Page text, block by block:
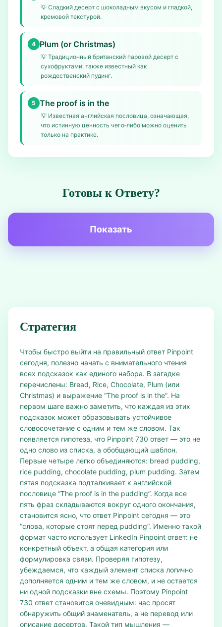
💡 Сладкий десерт с шоколадным вкусом и гладкой,
кремовой текстурой.
4 Plum (or Christmas)
💡 Традиционный британский паровой десерт с
сухофруктами, также известный как
рождественский пудинг.
5 The proof is in the
💡 Известная английская пословица, означающая,
что истинную ценность чего‑либо можно оценить
только на практике.
Готовы к Ответу?
Показать
Стратегия
Чтобы быстро выйти на правильный ответ Pinpoint
сегодня, полезно начать с внимательного чтения
всех подсказок как единого набора. В загадке
перечислены: Bread, Rice, Chocolate, Plum (или
Christmas) и выражение “The proof is in the”. На
первом шаге важно заметить, что каждая из этих
подсказок может образовывать устойчивое
словосочетание с одним и тем же словом. Так
появляется гипотеза, что Pinpoint 730 ответ — это не
одно слово из списка, а обобщающий шаблон.
Первые четыре легко объединяются: bread pudding,
rice pudding, chocolate pudding, plum pudding. Затем
пятая подсказка подталкивает к английской
пословице “The proof is in the pudding”. Когда все
пять фраз складываются вокруг одного окончания,
становится ясно, что ответ Pinpoint сегодня — это
“слова, которые стоят перед pudding”. Именно такой
формат часто использует LinkedIn Pinpoint ответ: не
конкретный объект, а общая категория или
формулировка связи. Проверяя гипотезу,
убеждаемся, что каждый элемент списка логично
дополняется одним и тем же словом, и не остается
ни одной подсказки вне схемы. Поэтому Pinpoint
730 ответ становится очевидным: нас просят
обнаружить общий знаменатель, а не перевод или
описание десертов. Такой тип мышления —